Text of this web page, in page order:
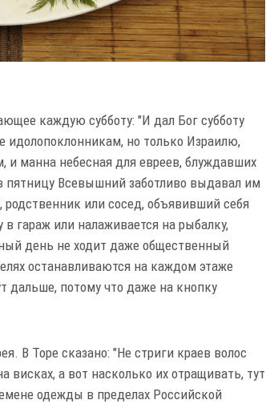
каждую субботу: "И дал Бог субботу
идолопоклонникам, но только Израилю,
и манна небесная для евреев, блуждавших
пятницу Всевышний заботливо выдавал им
или сосед, объявивший себя
гараж или налаживается на рыбалку,
день не ходит даже общественный
останавливаются на каждом этаже
дальше, потому что даже на кнопку
В Торе сказано: "Не стриги краев волос
а вот насколько их отращивать, тут
одежды в пределах Российской